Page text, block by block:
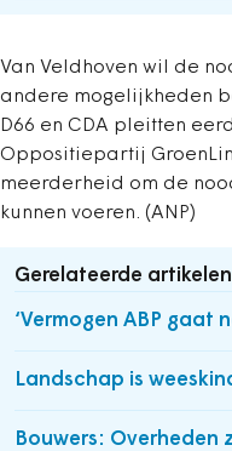
Van Veldhoven wil de
andere mogelijkheden
D66 en CDA pleitten
Oppositiepartij
meerderheid om de
kunnen voeren. (ANP)
Gerelateerde artikelen
‘Vermogen ABP gaat
Landschap is
Bouwers: Overheden